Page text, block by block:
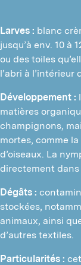
Larves : blanc
jusqu’à env. 10 à
ou des toiles
l’abri à l’intérieur
Développement :
matières
champignons,
mortes, comme
d’oiseaux. La
directement
Dégâts :
stockées,
animaux, ainsi
d’autres textiles.
Particularités :